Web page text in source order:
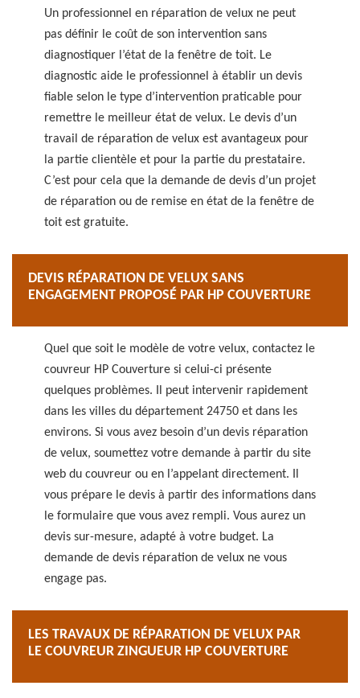
Un professionnel en réparation de velux ne peut
pas définir le coût de son intervention sans
diagnostiquer l’état de la fenêtre de toit. Le
diagnostic aide le professionnel à établir un devis
fiable selon le type d’intervention praticable pour
remettre le meilleur état de velux. Le devis d’un
travail de réparation de velux est avantageux pour
la partie clientèle et pour la partie du prestataire.
C’est pour cela que la demande de devis d’un projet
de réparation ou de remise en état de la fenêtre de
toit est gratuite.
DEVIS RÉPARATION DE VELUX SANS
ENGAGEMENT PROPOSÉ PAR HP COUVERTURE
Quel que soit le modèle de votre velux, contactez le
couvreur HP Couverture si celui-ci présente
quelques problèmes. Il peut intervenir rapidement
dans les villes du département 24750 et dans les
environs. Si vous avez besoin d’un devis réparation
de velux, soumettez votre demande à partir du site
web du couvreur ou en l’appelant directement. Il
vous prépare le devis à partir des informations dans
le formulaire que vous avez rempli. Vous aurez un
devis sur-mesure, adapté à votre budget. La
demande de devis réparation de velux ne vous
engage pas.
LES TRAVAUX DE RÉPARATION DE VELUX PAR
LE COUVREUR ZINGUEUR HP COUVERTURE